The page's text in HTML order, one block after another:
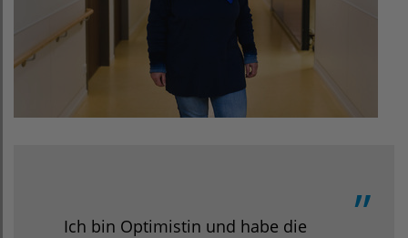
Ich bin Optimistin und habe die